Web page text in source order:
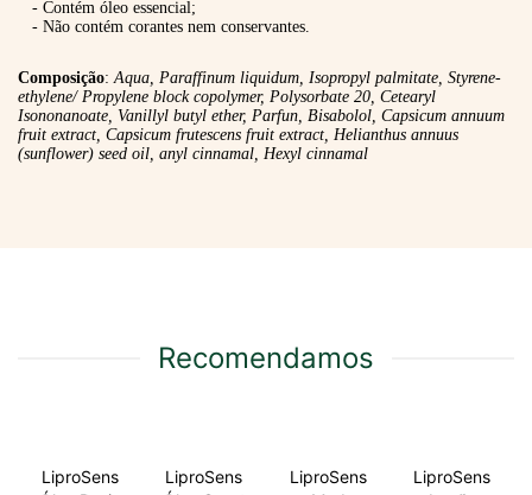
- Contém óleo essencial;
- Não contém corantes nem conservantes.
Composição: Aqua, Paraffinum liquidum, Isopropyl palmitate, Styrene-
ethylene/ Propylene block copolymer, Polysorbate 20, Cetearyl
Isononanoate, Vanillyl butyl ether, Parfun, Bisabolol, Capsicum annuum
fruit extract, Capsicum frutescens fruit extract, Helianthus annuus
(sunflower) seed oil, anyl cinnamal, Hexyl cinnamal
Recomendamos
LiproSens
LiproSens
LiproSens
LiproSens